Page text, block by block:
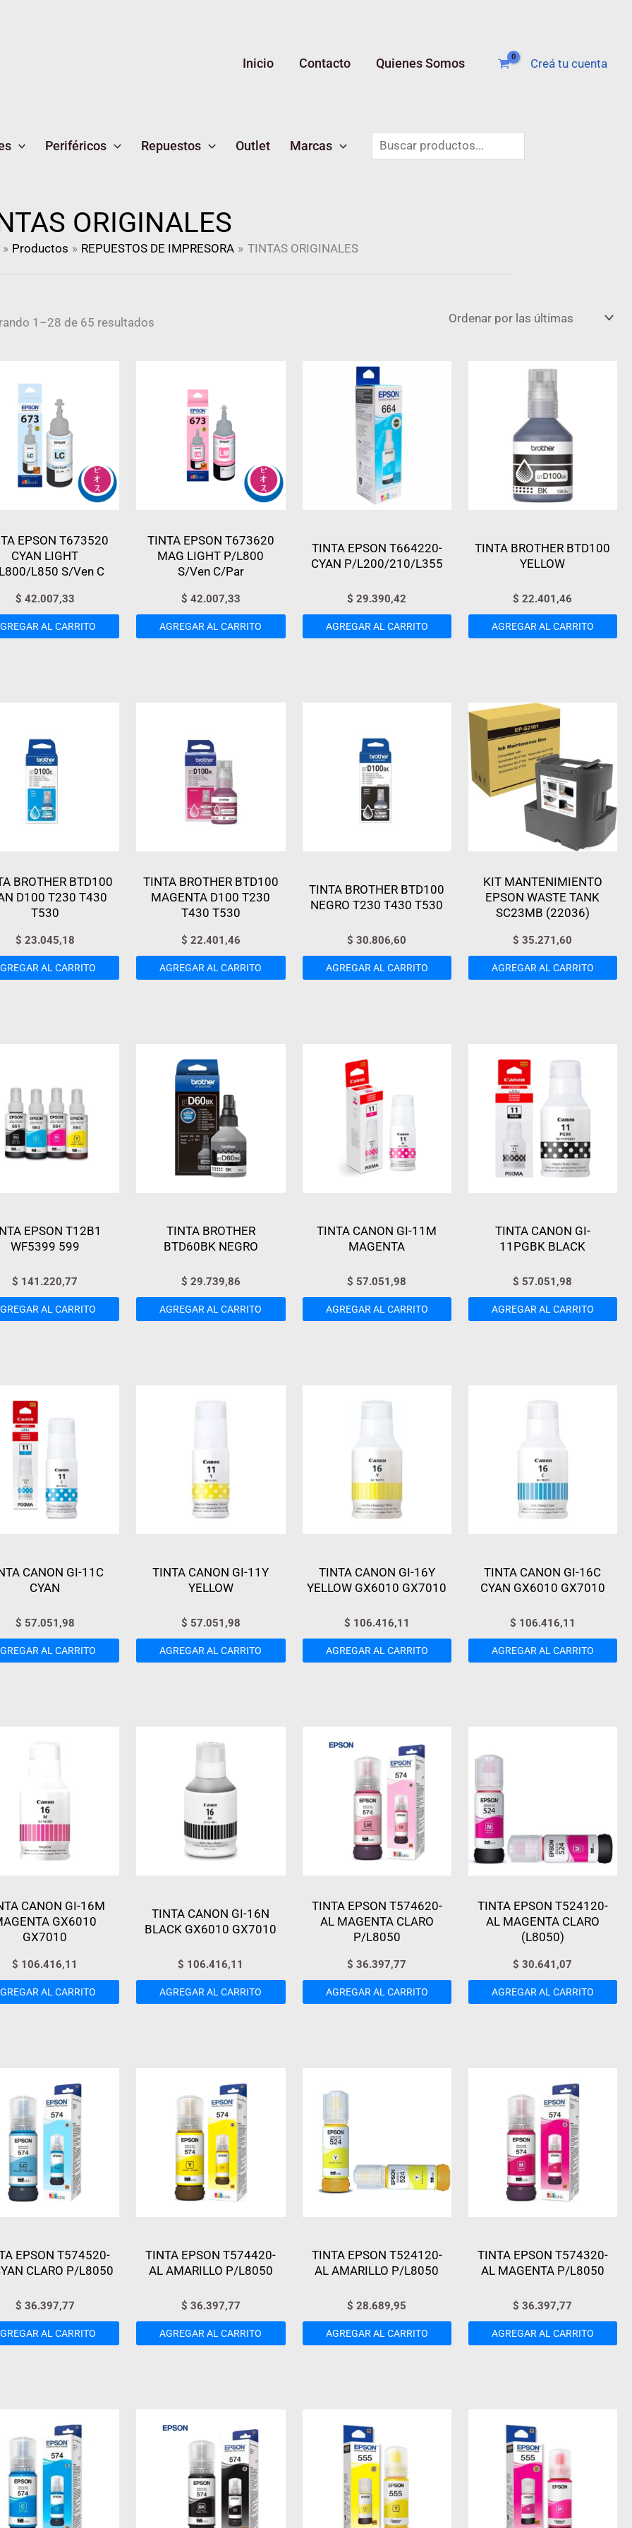
Inicio Contacto Quienes Somos Creá tu cuenta
Periféricos Repuestos Outlet Marcas
Buscar
ORIGINALES
Productos REPUESTOS DE IMPRESORA TINTAS ORIGINALES
1–28 de 65 resultados
EPSON T673520
CYAN LIGHT
L850 S/Ven C
$ 42.007,33
AL CARRITO
TINTA EPSON T673620
MAG LIGHT P/L800
S/Ven C/Par
$ 42.007,33
AGREGAR AL CARRITO
TINTA EPSON T664220-
CYAN P/L200/210/L355
$ 29.390,42
AGREGAR AL CARRITO
TINTA BROTHER BTD100
YELLOW
$ 22.401,46
AGREGAR AL CARRITO
BROTHER BTD100
D100 T230 T430
T530
$ 23.045,18
AL CARRITO
TINTA BROTHER BTD100
MAGENTA D100 T230
T430 T530
$ 22.401,46
AGREGAR AL CARRITO
TINTA BROTHER BTD100
NEGRO T230 T430 T530
$ 30.806,60
AGREGAR AL CARRITO
KIT MANTENIMIENTO
EPSON WASTE TANK
SC23MB (22036)
$ 35.271,60
AGREGAR AL CARRITO
EPSON T12B1
WF5399 599
$ 141.220,77
AL CARRITO
TINTA BROTHER
BTD60BK NEGRO
$ 29.739,86
AGREGAR AL CARRITO
TINTA CANON GI-11M
MAGENTA
$ 57.051,98
AGREGAR AL CARRITO
TINTA CANON GI-
11PGBK BLACK
$ 57.051,98
AGREGAR AL CARRITO
CANON GI-11C
CYAN
$ 57.051,98
AL CARRITO
TINTA CANON GI-11Y
YELLOW
$ 57.051,98
AGREGAR AL CARRITO
TINTA CANON GI-16Y
YELLOW GX6010 GX7010
$ 106.416,11
AGREGAR AL CARRITO
TINTA CANON GI-16C
CYAN GX6010 GX7010
$ 106.416,11
AGREGAR AL CARRITO
CANON GI-16M
GX6010
GX7010
$ 106.416,11
AL CARRITO
TINTA CANON GI-16N
BLACK GX6010 GX7010
$ 106.416,11
AGREGAR AL CARRITO
TINTA EPSON T574620-
AL MAGENTA CLARO
P/L8050
$ 36.397,77
AGREGAR AL CARRITO
TINTA EPSON T524120-
AL MAGENTA CLARO
(L8050)
$ 30.641,07
AGREGAR AL CARRITO
EPSON T574520-
CLARO P/L8050
$ 36.397,77
AL CARRITO
TINTA EPSON T574420-
AL AMARILLO P/L8050
$ 36.397,77
AGREGAR AL CARRITO
TINTA EPSON T524120-
AL AMARILLO P/L8050
$ 28.689,95
AGREGAR AL CARRITO
TINTA EPSON T574320-
AL MAGENTA P/L8050
$ 36.397,77
AGREGAR AL CARRITO